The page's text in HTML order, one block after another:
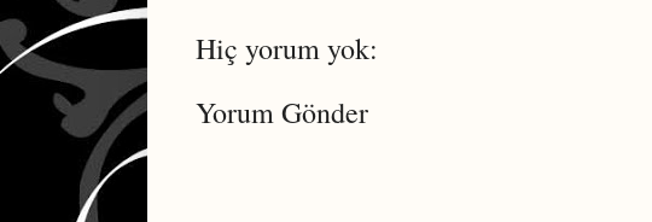
Hiç yorum yok:
Yorum Gönder